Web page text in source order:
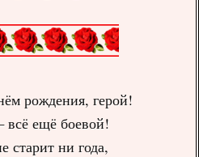
рождения, герой!
ещё боевой!
старит ни года,